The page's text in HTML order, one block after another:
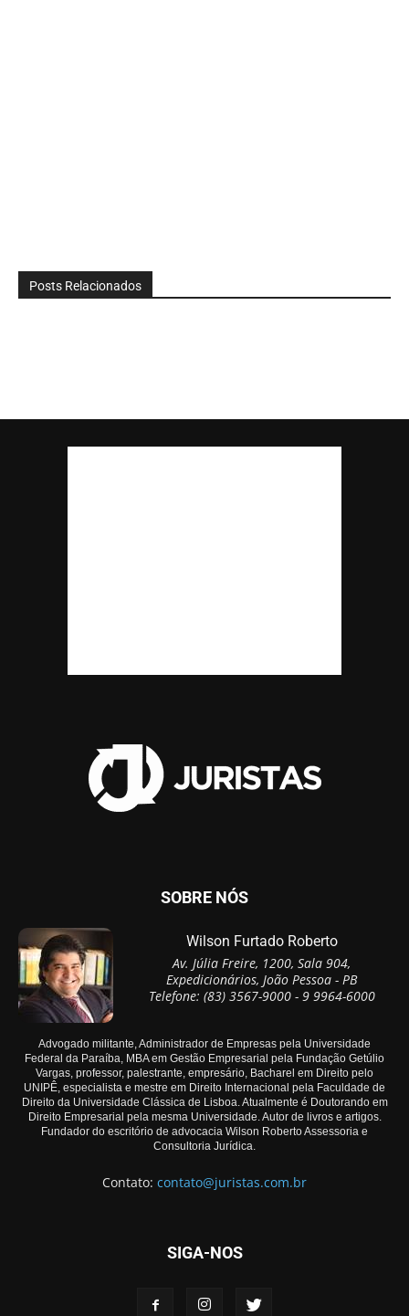
Posts Relacionados
SOBRE NÓS
Wilson Furtado Roberto
Av. Júlia Freire, 1200, Sala 904,
Expedicionários, João Pessoa - PB
Telefone: (83) 3567-9000 - 9 9964-6000
Advogado militante, Administrador de Empresas pela Universidade
Federal da Paraíba, MBA em Gestão Empresarial pela Fundação Getúlio
Vargas, professor, palestrante, empresário, Bacharel em Direito pelo
UNIPÊ, especialista e mestre em Direito Internacional pela Faculdade de
Direito da Universidade Clássica de Lisboa. Atualmente é Doutorando em
Direito Empresarial pela mesma Universidade. Autor de livros e artigos.
Fundador do escritório de advocacia Wilson Roberto Assessoria e
Consultoria Jurídica.
Contato: contato@juristas.com.br
SIGA-NOS